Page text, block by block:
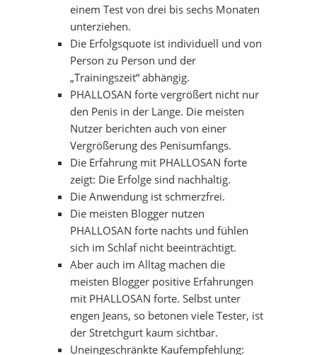
einem Test von drei bis sechs Monaten
unterziehen.
Die Erfolgsquote ist individuell und von
Person zu Person und der
„Trainingszeit“ abhängig.
PHALLOSAN forte vergrößert nicht nur
den Penis in der Länge. Die meisten
Nutzer berichten auch von einer
Vergrößerung des Penisumfangs.
Die Erfahrung mit PHALLOSAN forte
zeigt: Die Erfolge sind nachhaltig.
Die Anwendung ist schmerzfrei.
Die meisten Blogger nutzen
PHALLOSAN forte nachts und fühlen
sich im Schlaf nicht beeinträchtigt.
Aber auch im Alltag machen die
meisten Blogger positive Erfahrungen
mit PHALLOSAN forte. Selbst unter
engen Jeans, so betonen viele Tester, ist
der Stretchgurt kaum sichtbar.
Uneingeschränkte Kaufempfehlung: